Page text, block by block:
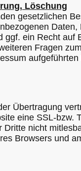
Löschung
gesetzlichen
ein Recht auf
Fragen
Übertragung
eine SSL-bzw.
nicht
Browsers und